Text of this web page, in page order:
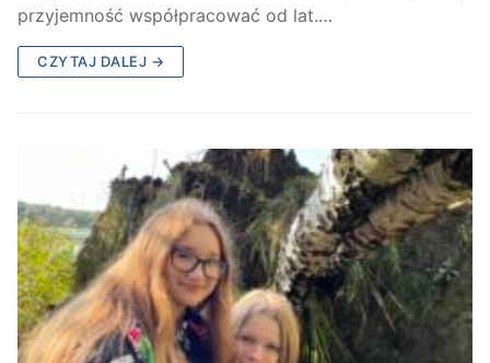
przyjemność współpracować od lat.…
CZYTAJ DALEJ →